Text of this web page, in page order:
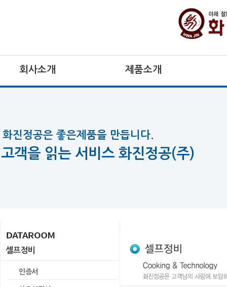
화진정공은 좋은제품을 만듭니다.
고객을 읽는 서비스 화진정공(주)
셀프정비
인증서
회사소개 제품소개